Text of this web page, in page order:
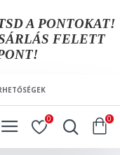
A PONTOKAT!
FELETT
0 0